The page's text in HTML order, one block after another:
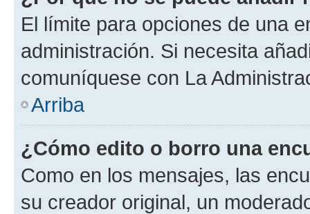
El límite para opciones de una
administración. Si necesita
comuníquese con La
Arriba
¿Cómo edito o borro una
Como en los mensajes, las
su creador original, un